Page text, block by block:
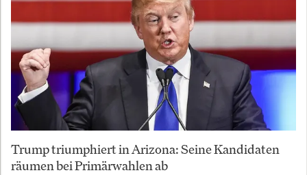
Trump triumphiert in Arizona: Seine Kandidaten
räumen bei Primärwahlen ab